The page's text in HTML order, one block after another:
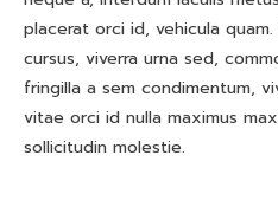
placerat orci id, vehicula
cursus, viverra urna sed,
fringilla a sem condimentum,
vitae orci id nulla maximus
sollicitudin molestie.